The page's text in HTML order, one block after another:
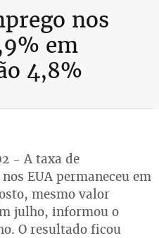
nos
em
4,8%
- A taxa de
EUA permaneceu em
mesmo valor
julho, informou o
O resultado ficou